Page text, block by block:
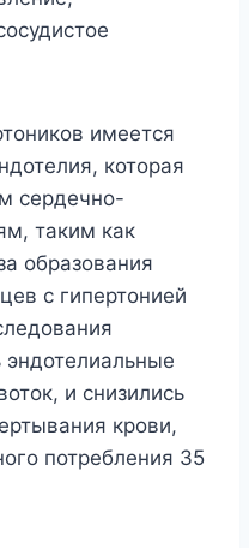
имеется
которая
сердечно-
таким как
образования
с гипертонией
эндотелиальные
и снизились
крови,
потребления 35